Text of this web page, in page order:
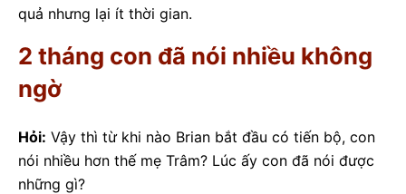
quả nhưng lại ít thời gian.
2 tháng con đã nói nhiều không
ngờ
Hỏi: Vậy thì từ khi nào Brian bắt đầu có tiến bộ, con
nói nhiều hơn thế mẹ Trâm? Lúc ấy con đã nói được
những gì?